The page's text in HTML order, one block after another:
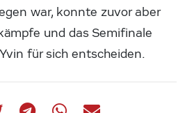
war, konnte zuvor aber
und das Semifinale
für sich entscheiden.